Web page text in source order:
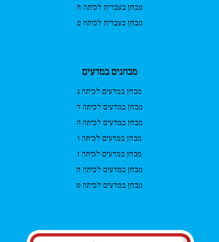
מבחן בעברית לכיתה ח
מבחן בעברית לכיתה ט
מבחנים במדעים
מבחן במדעים לכיתה ג
מבחן במדעים לכיתה ד
מבחן במדעים לכיתה ה
מבחן במדעים לכיתה ו
מבחן במדעים לכיתה ז
מבחן במדעים לכיתה ח
מבחן במדעים לכיתה ט